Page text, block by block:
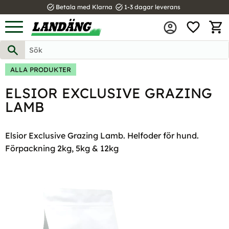
Meny
task_alt Betala med Klarna task_alt 1-3 dagar leverans
ALLA PRODUKTER
ELSIOR EXCLUSIVE GRAZING
LAMB
Elsior Exclusive Grazing Lamb. Helfoder för hund.
Förpackning 2kg, 5kg & 12kg